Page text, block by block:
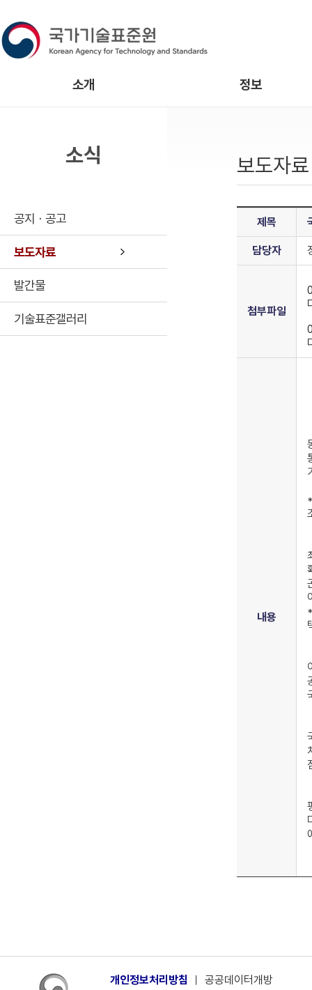
소개 정보
보도자료
제목
담당자
첨부파일
내용
소식
공지ㆍ공고
보도자료
발간물
기술표준갤러리
개인정보처리방침 ㅣ 공공데이터개방